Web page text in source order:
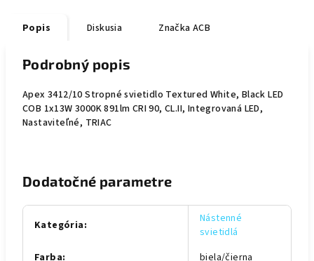
Popis Diskusia Značka ACB
Podrobný popis
Apex 3412/10 Stropné svietidlo Textured White, Black LED
COB 1x13W 3000K 891lm CRI 90, CL.II, Integrovaná LED,
Nastaviteľné, TRIAC
Dodatočné parametre
Kategória:
Nástenné
svietidlá
Farba: biela/čierna